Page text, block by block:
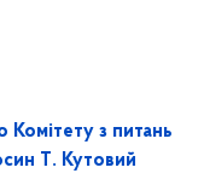
Комітету з питань
Т. Кутовий